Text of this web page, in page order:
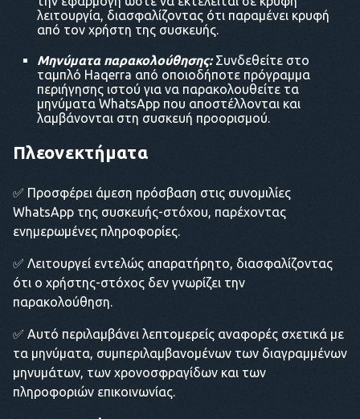
λειτουργία, διασφαλίζοντας ότι παραμένει κρυφή
από τον χρήστη της συσκευής.
Μηνύματα παρακολούθησης:Συνδεθείτε στο
ταμπλό Haqerra από οποιοδήποτε πρόγραμμα
περιήγησης ιστού για να παρακολουθείτε τα
μηνύματα WhatsApp που αποστέλλονται και
λαμβάνονται στη συσκευή προορισμού.
Πλεονεκτήματα
✅ Προσφέρει άμεση πρόσβαση στις συνομιλίες
WhatsApp της συσκευής-στόχου, παρέχοντας
ενημερωμένες πληροφορίες.
✅ Λειτουργεί εντελώς απαρατήρητο, διασφαλίζοντας
ότι ο χρήστης-στόχος δεν γνωρίζει την
παρακολούθηση.
✅ Αυτό περιλαμβάνει λεπτομερείς αναφορές σχετικά με
τα μηνύματα, συμπεριλαμβανομένων των διαγραμμένων
μηνυμάτων, των χρονοσφραγίδων και των
πληροφοριών επικοινωνίας.